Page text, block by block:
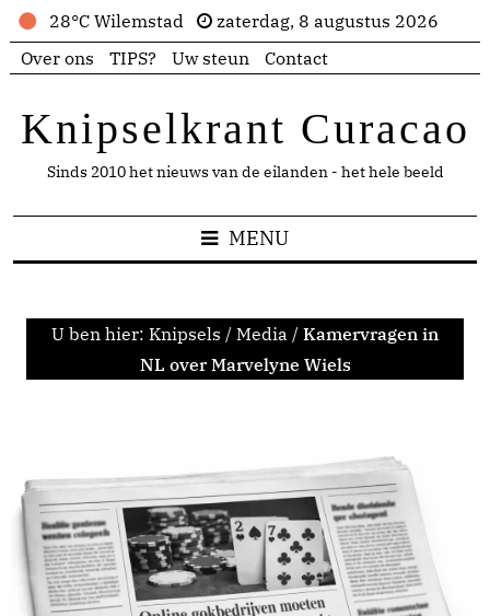
28°C Wilemstad
zaterdag, 8 augustus 2026
Over ons
TIPS? Uw steun Contact
Knipselkrant Curacao
Sinds 2010 het nieuws van de eilanden - het hele beeld
MENU
U ben hier: Knipsels / Media / Kamervragen in
NL over Marvelyne Wiels